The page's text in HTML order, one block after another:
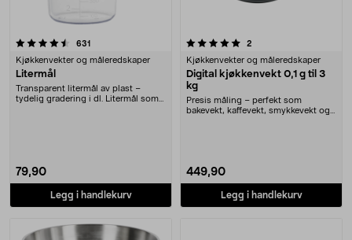
631
Kjøkkenvekter og måleredskaper
Litermål
Transparent litermål av plast –
tydelig gradering i dl. Litermål som
79,90
Legg i handlekurv
5.0 av 5 stjerner 2anmeldelser
Kjøkkenvekter og måleredskaper
Digital kjøkkenvekt 0,1 g til 3
kg
Presis måling – perfekt som
bakevekt, kaffevekt, smykkevekt og
449,90
Legg i handlekurv